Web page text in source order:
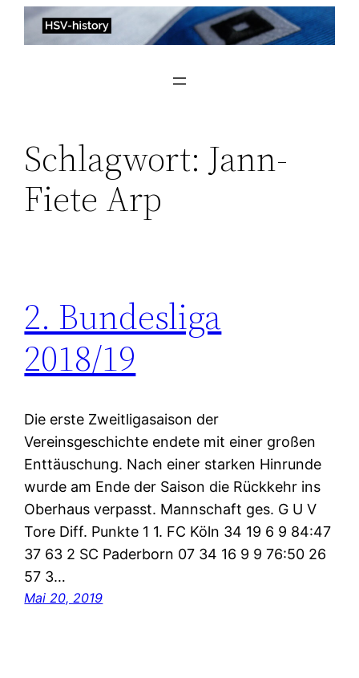
Zum
Inhalt
Schlagwort: Jann-
Fiete Arp
2. Bundesliga
2018/19
Die erste Zweitligasaison der
Vereinsgeschichte endete mit einer großen
Enttäuschung. Nach einer starken Hinrunde
wurde am Ende der Saison die Rückkehr ins
Oberhaus verpasst. Mannschaft ges. G U V
Tore Diff. Punkte 1 1. FC Köln 34 19 6 9 84:47
37 63 2 SC Paderborn 07 34 16 9 9 76:50 26
57 3…
Mai 20, 2019